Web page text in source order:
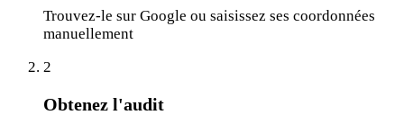
Trouvez-le sur Google ou saisissez ses coordonnées
manuellement
2
Obtenez l'audit